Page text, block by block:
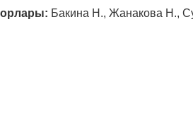
Бакина Н., Жанакова Н.,